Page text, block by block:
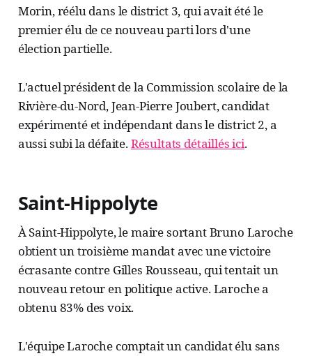
Morin, réélu dans le district 3, qui avait été le
premier élu de ce nouveau parti lors d'une
élection partielle.
L'actuel président de la Commission scolaire de la
Rivière-du-Nord, Jean-Pierre Joubert, candidat
expérimenté et indépendant dans le district 2, a
aussi subi la défaite.Résultats détaillés ici.
Saint-Hippolyte
À Saint-Hippolyte, le maire sortant Bruno Laroche
obtient un troisième mandat avec une victoire
écrasante contre Gilles Rousseau, qui tentait un
nouveau retour en politique active. Laroche a
obtenu 83% des voix.
L'équipe Laroche comptait un candidat élu sans